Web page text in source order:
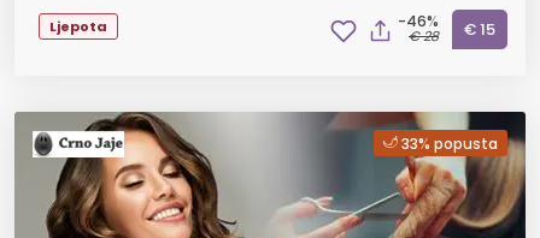
Ljepota -46%
€ 28 € 15
33% popusta